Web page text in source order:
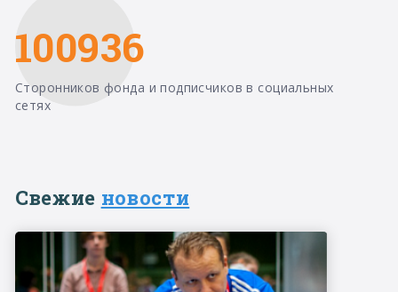
100936
Сторонников фонда и подписчиков в социальных
сетях
Свежие новости